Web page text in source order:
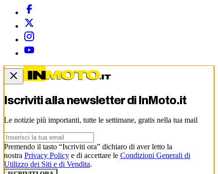
Iscriviti alla newsletter di InMoto.it
Le notizie più importanti, tutte le settimane, gratis nella tua mail
Premendo il tasto “Iscriviti ora” dichiaro di aver letto la
nostra Privacy Policy e di accettare le Condizioni Generali di
Utilizzo dei Siti e di Vendita.